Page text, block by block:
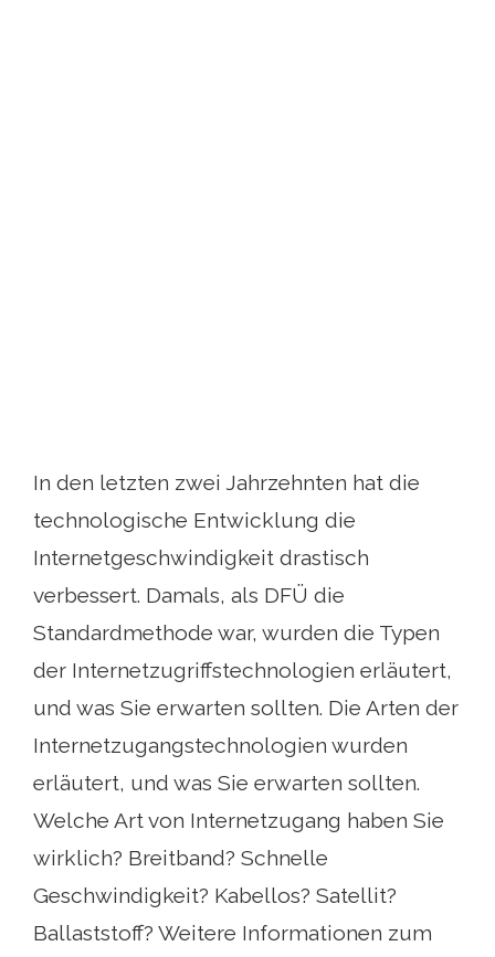
In den letzten zwei Jahrzehnten hat die
technologische Entwicklung die
Internetgeschwindigkeit drastisch
verbessert. Damals, als DFÜ die
Standardmethode war, wurden die Typen
der Internetzugriffstechnologien erläutert,
und was Sie erwarten sollten. Die Arten der
Internetzugangstechnologien wurden
erläutert, und was Sie erwarten sollten.
Welche Art von Internetzugang haben Sie
wirklich? Breitband? Schnelle
Geschwindigkeit? Kabellos? Satellit?
Ballaststoff? Weitere Informationen zum